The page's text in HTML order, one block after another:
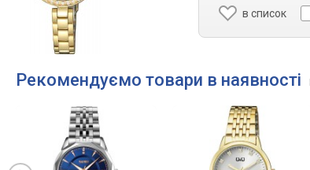
в список
Рекомендуємо товари в наявності